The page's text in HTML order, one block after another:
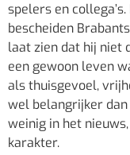
spelers en
bescheiden
laat zien dat hij niet
een gewoon leven
als thuisgevoel,
wel belangrijker
weinig in het
karakter.